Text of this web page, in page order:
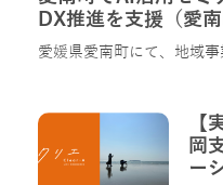
DX推進を支援（愛南
愛媛県愛南町にて、地域
【
岡
ー